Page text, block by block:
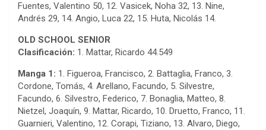
Fuentes, Valentino 50, 12. Vasicek, Noha 32, 13. Nine,
Andrés 29, 14. Angio, Luca 22, 15. Huta, Nicolás 14.
OLD SCHOOL SENIOR
Clasificación: 1. Mattar, Ricardo 44.549
Manga 1: 1. Figueroa, Francisco, 2. Battaglia, Franco, 3.
Cordone, Tomás, 4. Arellano, Facundo, 5. Silvestre,
Facundo, 6. Silvestro, Federico, 7. Bonaglia, Matteo, 8.
Nietzel, Joaquín, 9. Mattar, Ricardo, 10. Druetto, Franco, 11.
Guarnieri, Valentino, 12. Corapi, Tiziano, 13. Alvaro, Diego,